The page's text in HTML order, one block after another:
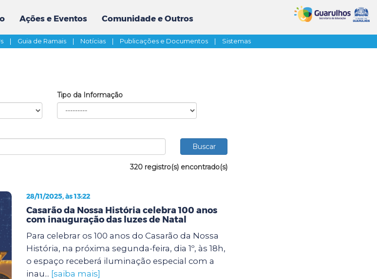
Ações e Eventos Comunidade e Outros
| Guia de Ramais | Notícias | Publicações e Documentos | Sistemas
Tipo da Informação
320 registro(s) encontrado(s)
28/11/2025, às 13:22
Casarão da Nossa História celebra 100 anos
com inauguração das luzes de Natal
Para celebrar os 100 anos do Casarão da Nossa
História, na próxima segunda-feira, dia 1º, às 18h,
o espaço receberá iluminação especial com a
inau... [saiba mais]